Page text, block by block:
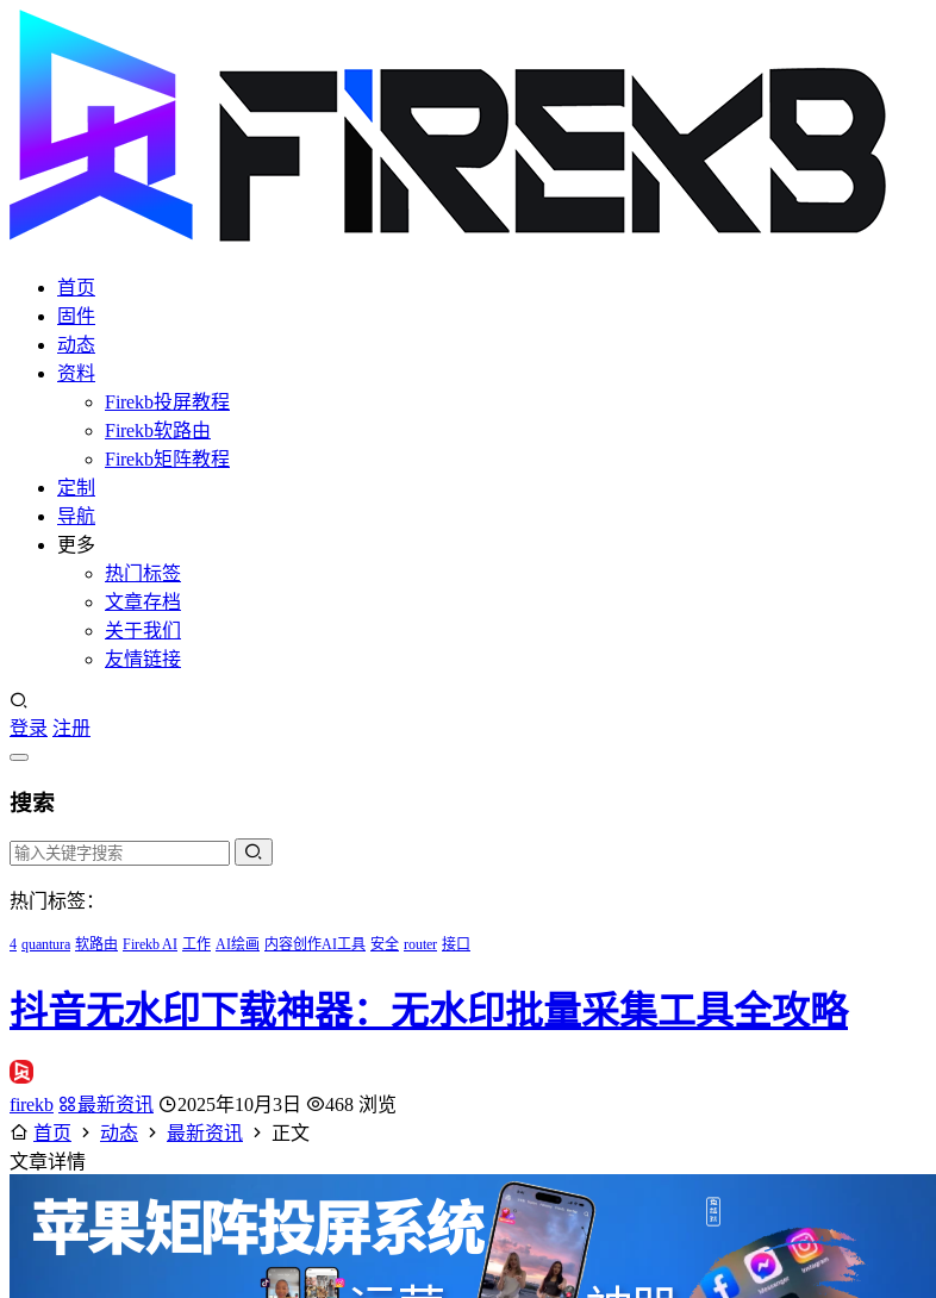
首页
固件
动态
资料
Firekb投屏教程
Firekb软路由
Firekb矩阵教程
定制
导航
更多
热门标签
文章存档
关于我们
友情链接
登录 注册
搜索
热门标签：
4 quantura 软路由 Firekb AI 工作 AI绘画 内容创作AI工具 安全 router 接口
抖音无水印下载神器：无水印批量采集工具全攻略
firekb 最新资讯 2025年10月3日
468 浏览
首页
动态 最新资讯
正文
文章详情